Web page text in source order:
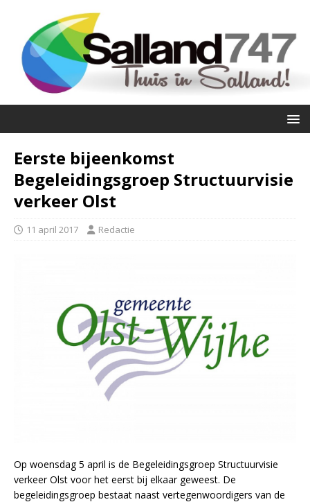
Eerste bijeenkomst
Begeleidingsgroep Structuurvisie
verkeer Olst
11 april 2017 Redactie
Op woensdag 5 april is de Begeleidingsgroep Structuurvisie
verkeer Olst voor het eerst bij elkaar geweest. De
begeleidingsgroep bestaat naast vertegenwoordigers van de